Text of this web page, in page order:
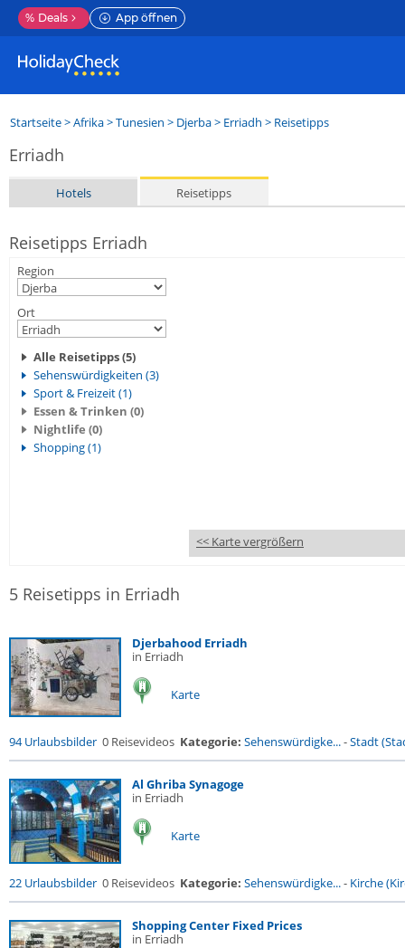
% Deals App öffnen
Startseite>Afrika>Tunesien > Djerba> Erriadh > Reisetipps
Erriadh
Hotels Reisetipps
Reisetipps Erriadh
Region
Ort
Alle Reisetipps (5)
Sehenswürdigkeiten (3)
Sport & Freizeit (1)
Essen & Trinken (0)
Nightlife (0)
Shopping (1)
<< Karte vergrößern
5 Reisetipps in Erriadh
Djerbahood Erriadh
in Erriadh
Karte
94 Urlaubsbilder 0 Reisevideos Kategorie: Sehenswürdigke...-Stadt
Al Ghriba Synagoge
in Erriadh
Karte
22 Urlaubsbilder 0 Reisevideos Kategorie: Sehenswürdigke...- Kirche
Shopping Center Fixed Prices
in Erriadh